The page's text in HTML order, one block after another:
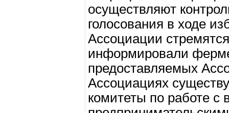
осуществляют
голосования в ходе
Ассоциации
информировали
предоставляемых
Ассоциациях
комитеты по работе с